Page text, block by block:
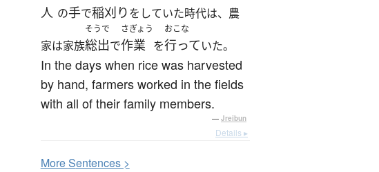
人 の手で稲刈りをしていた時代は、農
家は家族
そうで
総出で
さぎょう
作業 を
おこな
行っていた。
In the days when rice was harvested
by hand, farmers worked in the fields
with all of their family members.
— Jreibun
Details ▸
MoreSentences >